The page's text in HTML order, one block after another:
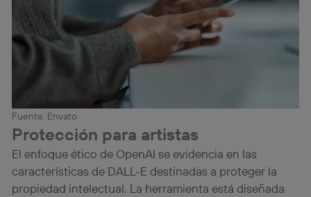
Fuente: Envato
Protección para artistas
El enfoque ético de OpenAI se evidencia en las
características de DALL-E destinadas a proteger la
propiedad intelectual. La herramienta está diseñada